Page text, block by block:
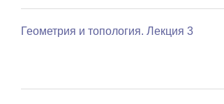
Геометрия и топология. Лекция 3